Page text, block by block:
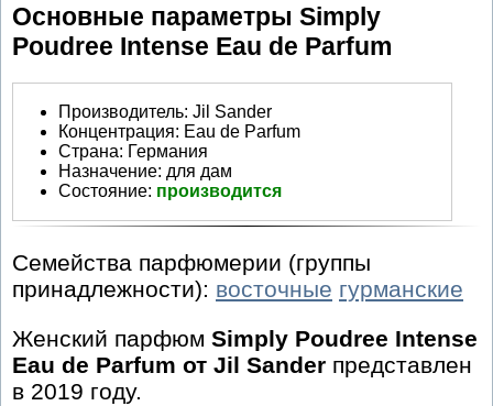
Основные параметры Simply
Poudree Intense Eau de Parfum
Производитель: Jil Sander
Концентрация: Eau de Parfum
Страна: Германия
Назначение: для дам
Состояние: производится
Семейства парфюмерии (группы
принадлежности): восточные гурманские
Женский парфюм Simply Poudree Intense
Eau de Parfum от Jil Sander представлен
в 2019 году.